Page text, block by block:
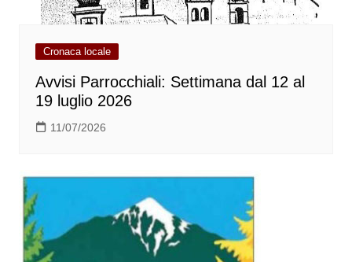
Cronaca locale
Avvisi Parrocchiali: Settimana dal 12 al
19 luglio 2026
11/07/2026